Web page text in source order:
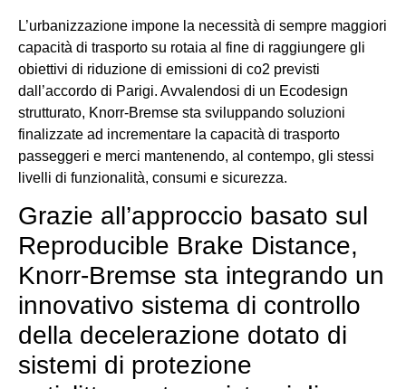
L’urbanizzazione impone la necessità di sempre maggiori
capacità di trasporto su rotaia al fine di raggiungere gli
obiettivi di riduzione di emissioni di co2 previsti
dall’accordo di Parigi. Avvalendosi di un Ecodesign
strutturato, Knorr-Bremse sta sviluppando soluzioni
finalizzate ad incrementare la capacità di trasporto
passeggeri e merci mantenendo, al contempo, gli stessi
livelli di funzionalità, consumi e sicurezza.
Grazie all’approccio basato sul
Reproducible Brake Distance,
Knorr-Bremse sta integrando un
innovativo sistema di controllo
della decelerazione dotato di
sistemi di protezione